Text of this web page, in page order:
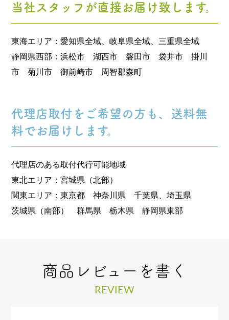
当社スタッフが直接お届け致します。
東海エリア：愛知県全域、岐阜県全域、三重県全域
静岡県西部：浜松市 湖西市 磐田市 袋井市 掛川
市 菊川市 御前崎市 周智郡森町
代理店取付をご希望の方も、送料無
料でお届けします。
代理店のある取付代行可能地域
東北エリア：宮城県（北部）
関東エリア：東京都 神奈川県 千葉県、埼玉県
茨城県（南部） 群馬県 栃木県 静岡県東部
商品レビューを書く
REVIEW